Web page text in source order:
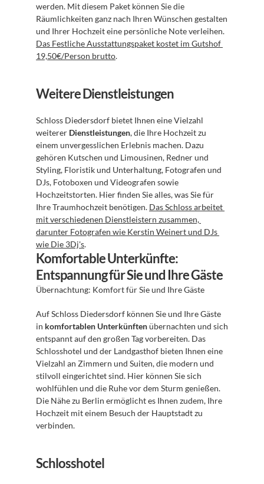
werden. Mit diesem Paket können Sie die
Räumlichkeiten ganz nach Ihren Wünschen gestalten
Das Festliche Ausstattungspaket kostet im Gutshof
19,50€/Person brutto.
Weitere Dienstleistungen
Schloss Diedersdorf bietet Ihnen eine Vielzahl
weiterer Dienstleistungen, die Ihre Hochzeit zu
einem unvergesslichen Erlebnis machen. Dazu
gehören Kutschen und Limousinen, Redner und
Styling, Floristik und Unterhaltung, Fotografen und
DJs, Fotoboxen und Videografen sowie
Hochzeitstorten. Hier finden Sie alles, was Sie für
Ihre Traumhochzeit benötigen. Das Schloss arbeitet
mit verschiedenen Dienstleistern zusammen,
darunter Fotografen wie Kerstin Weinert und DJs
wie Die 3Dj's.
Komfortable Unterkünfte:
Entspannung für Sie und Ihre Gäste
Übernachtung: Komfort für Sie und Ihre Gäste
Auf Schloss Diedersdorf können Sie und Ihre Gäste
in komfortablen Unterkünften übernachten und sich
entspannt auf den großen Tag vorbereiten. Das
Schlosshotel und der Landgasthof bieten Ihnen eine
Vielzahl an Zimmern und Suiten, die modern und
stilvoll eingerichtet sind. Hier können Sie sich
wohlfühlen und die Ruhe vor dem Sturm genießen.
Die Nähe zu Berlin ermöglicht es Ihnen zudem, Ihre
Hochzeit mit einem Besuch der Hauptstadt zu
verbinden.
Schlosshotel